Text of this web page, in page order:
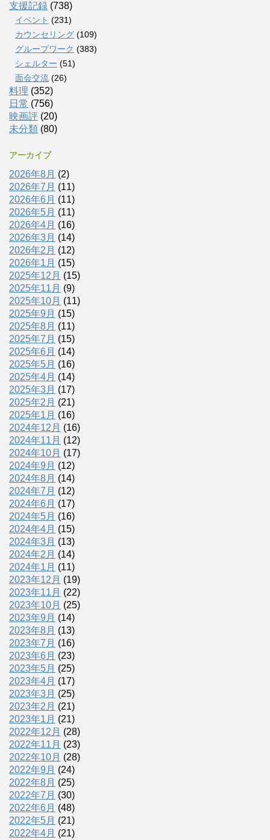
支援記録 (738)
イベント (231)
カウンセリング (109)
グループワーク (383)
シェルター (51)
面会交流 (26)
料理 (352)
日常 (756)
映画評 (20)
未分類 (80)
アーカイブ
2026年8月 (2)
2026年7月 (11)
2026年6月 (11)
2026年5月 (11)
2026年4月 (16)
2026年3月 (14)
2026年2月 (12)
2026年1月 (15)
2025年12月 (15)
2025年11月 (9)
2025年10月 (11)
2025年9月 (15)
2025年8月 (11)
2025年7月 (15)
2025年6月 (14)
2025年5月 (16)
2025年4月 (14)
2025年3月 (17)
2025年2月 (21)
2025年1月 (16)
2024年12月 (16)
2024年11月 (12)
2024年10月 (17)
2024年9月 (12)
2024年8月 (14)
2024年7月 (12)
2024年6月 (17)
2024年5月 (16)
2024年4月 (15)
2024年3月 (13)
2024年2月 (14)
2024年1月 (11)
2023年12月 (19)
2023年11月 (22)
2023年10月 (25)
2023年9月 (14)
2023年8月 (13)
2023年7月 (16)
2023年6月 (23)
2023年5月 (25)
2023年4月 (17)
2023年3月 (25)
2023年2月 (21)
2023年1月 (21)
2022年12月 (28)
2022年11月 (23)
2022年10月 (28)
2022年9月 (24)
2022年8月 (25)
2022年7月 (30)
2022年6月 (48)
2022年5月 (21)
2022年4月 (21)